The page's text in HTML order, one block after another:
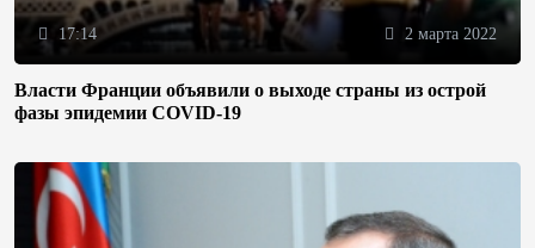
17:14 2 марта 2022
Власти Франции объявили о выходе страны из острой
фазы эпидемии COVID-19